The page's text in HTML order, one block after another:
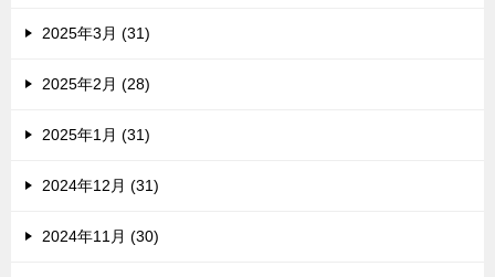
2025年3月 (31)
2025年2月 (28)
2025年1月 (31)
2024年12月 (31)
2024年11月 (30)